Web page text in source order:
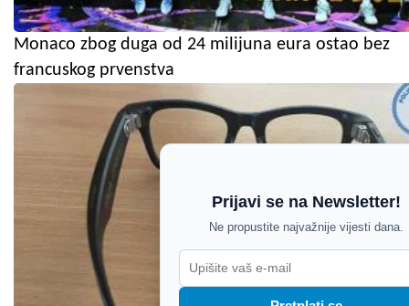
Monaco zbog duga od 24 milijuna eura ostao bez
francuskog prvenstva
Prijavi se na Newsletter!
Ne propustite najvažnije vijesti dana.